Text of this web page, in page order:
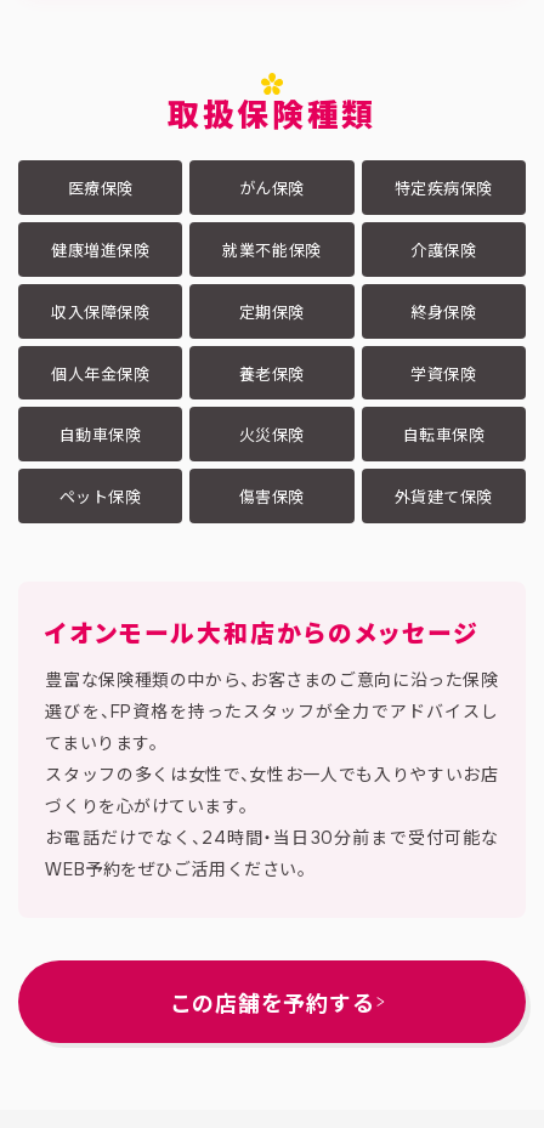
取扱保険種類
医療保険 がん保険 特定疾病保険
健康増進保険 就業不能保険 介護保険
収入保障保険 定期保険 終身保険
個人年金保険 養老保険 学資保険
自動車保険 火災保険 自転車保険
ペット保険 傷害保険 外貨建て保険
イオンモール大和店からのメッセージ
豊富な保険種類の中から、お客さまのご意向に沿った保険
選びを、FP資格を持ったスタッフが全力でアドバイスし
てまいります。
スタッフの多くは女性で、女性お一人でも入りやすいお店
づくりを心がけています。
お電話だけでなく、24時間・当日30分前まで受付可能な
WEB予約をぜひご活用ください。
この店舗を予約する